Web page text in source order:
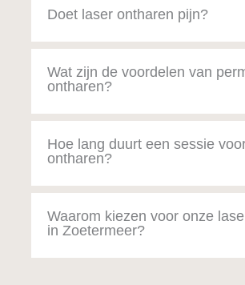
Doet laser ontharen pijn?
Wat zijn de voordelen van
ontharen?
Hoe lang duurt een sessie
ontharen?
Waarom kiezen voor onze
in Zoetermeer?